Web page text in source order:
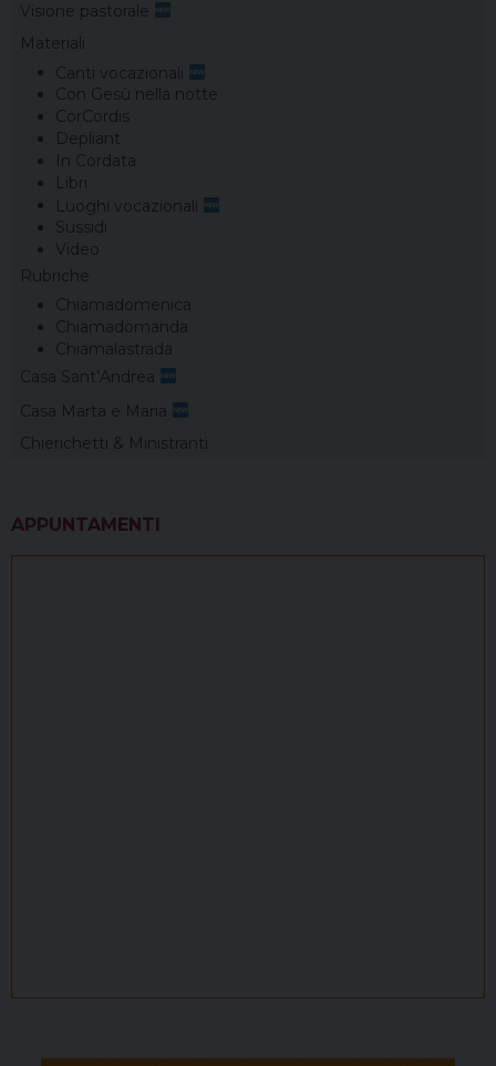
Visione pastorale
Materiali
Canti vocazionali
Con Gesù nella notte
CorCordis
Depliant
In Cordata
Libri
Luoghi vocazionali
Sussidi
Video
Rubriche
Chiamadomenica
Chiamadomanda
Chiamalastrada
Casa Sant’Andrea
Casa Marta e Maria
Chierichetti & Ministranti
APPUNTAMENTI